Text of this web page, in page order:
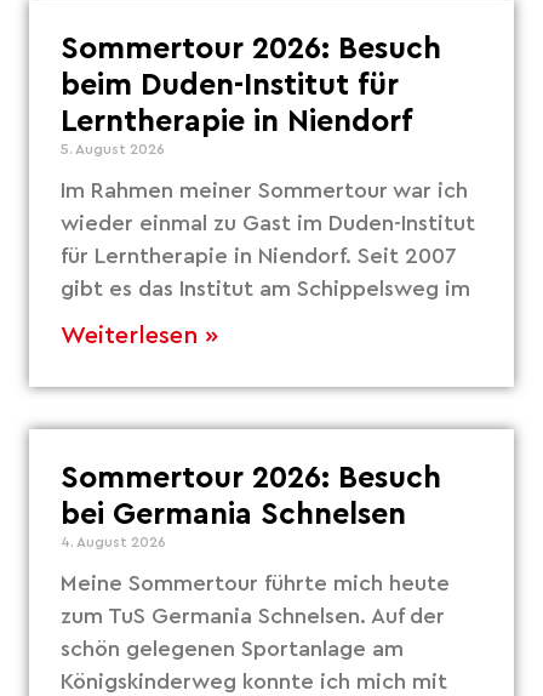
Sommertour 2026: Besuch
beim Duden-Institut für
Lerntherapie in Niendorf
5. August 2026
Im Rahmen meiner Sommertour war ich
wieder einmal zu Gast im Duden-Institut
für Lerntherapie in Niendorf. Seit 2007
gibt es das Institut am Schippelsweg im
Weiterlesen »
Sommertour 2026: Besuch
bei Germania Schnelsen
4. August 2026
Meine Sommertour führte mich heute
zum TuS Germania Schnelsen. Auf der
schön gelegenen Sportanlage am
Königskinderweg konnte ich mich mit